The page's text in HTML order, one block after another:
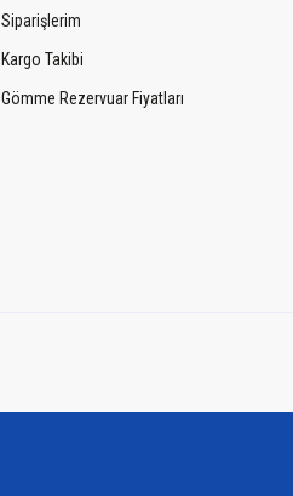
Siparişlerim
Kargo Takibi
Gömme Rezervuar Fiyatları